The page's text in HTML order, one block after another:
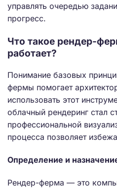
управлять очередью
прогресс.
Что такое рендер-
работает?
Понимание базовых
фермы помогает
использовать этот
облачный рендеринг стал
профессиональной
процесса позволяет
Определение и
Рендер-ферма — это